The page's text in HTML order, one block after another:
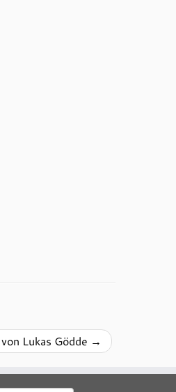
Lukas Gödde →